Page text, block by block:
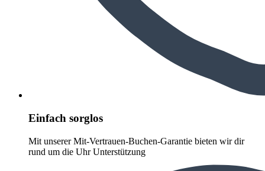
Einfach sorglos
Mit unserer Mit-Vertrauen-Buchen-Garantie bieten wir dir
rund um die Uhr Unterstützung